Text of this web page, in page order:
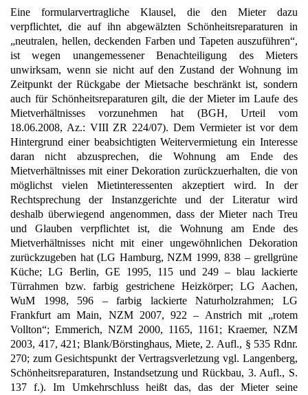
Eine formularvertragliche Klausel, die den Mieter dazu
verpflichtet, die auf ihn abgewälzten Schönheitsreparaturen in
„neutralen, hellen, deckenden Farben und Tapeten auszuführen“,
ist wegen unangemessener Benachteiligung des Mieters
unwirksam, wenn sie nicht auf den Zustand der Wohnung im
Zeitpunkt der Rückgabe der Mietsache beschränkt ist, sondern
auch für Schönheitsreparaturen gilt, die der Mieter im Laufe des
Mietverhältnisses vorzunehmen hat (BGH, Urteil vom
18.06.2008, Az.: VIII ZR 224/07). Dem Vermieter ist vor dem
Hintergrund einer beabsichtigten Weitervermietung ein Interesse
daran nicht abzusprechen, die Wohnung am Ende des
Mietverhältnisses mit einer Dekoration zurückzuerhalten, die von
möglichst vielen Mietinteressenten akzeptiert wird. In der
Rechtsprechung der Instanzgerichte und der Literatur wird
deshalb überwiegend angenommen, dass der Mieter nach Treu
und Glauben verpflichtet ist, die Wohnung am Ende des
Mietverhältnisses nicht mit einer ungewöhnlichen Dekoration
zurückzugeben hat (LG Hamburg, NZM 1999, 838 – grellgrüne
Küche; LG Berlin, GE 1995, 115 und 249 – blau lackierte
Türrahmen bzw. farbig gestrichene Heizkörper; LG Aachen,
WuM 1998, 596 – farbig lackierte Naturholzrahmen; LG
Frankfurt am Main, NZM 2007, 922 – Anstrich mit „rotem
Vollton“; Emmerich, NZM 2000, 1165, 1161; Kraemer, NZM
2003, 417, 421; Blank/Börstinghaus, Miete, 2. Aufl., § 535 Rdnr.
270; zum Gesichtspunkt der Vertragsverletzung vgl. Langenberg,
Schönheitsreparaturen, Instandsetzung und Rückbau, 3. Aufl., S.
137 f.). Im Umkehrschluss heißt das, das der Mieter seine